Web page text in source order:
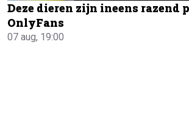
Deze dieren zijn ineens razend
OnlyFans
07 aug, 19:00